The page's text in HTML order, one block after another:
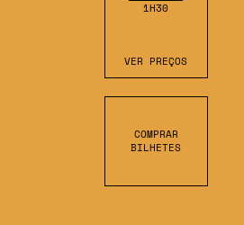
1H30
VER PREÇOS
COMPRAR
BILHETES